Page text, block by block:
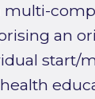
multi-
an
start/